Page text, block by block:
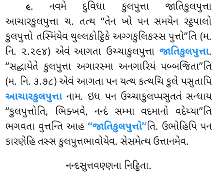
૯. નવમેદુવિધા કુલપુત્તા જાતિકુલપુત્તા
આચારકુલપુત્તા ચ. તત્થ ‘‘તેન ખો પન સમયેન રટ્ઠપાલો
કુલપુત્તો તસ્મિંયેવ થુલ્લકોટ્ઠિકેઅગ્ગકુલિકસ્સ પુત્તો’’તિ (મ.
નિ. ૨.૨૯૪) એવં આગતા ઉચ્ચાકુલપુત્તા જાતિકુલપુત્તા.
‘‘સદ્ધાયેતે કુલપુત્તા અગારસ્મા અનગારિયં પબ્બજિતા’’તિ
(મ. નિ. ૩.૭૮) એવં આગતા પન યત્થ કત્થચિ કુલે પસુતાપિ
આચારકુલપુત્તા નામ. ઇધ પન ઉચ્ચાકુલપ્પસુતતં સન્ધાય
‘‘કુલપુત્તોતિ, ભિક્ખવે, નન્દં સમ્મા વદમાનો વદેય્યા’’તિ
ભગવતા વુત્તન્તિ આહ ‘‘જાતિકુલપુત્તો’’તિ. ઉભોહિપિ પન
કારણેહિ તસ્સ કુલપુત્તભાવોયેવ. સેસમેત્થ ઉત્તાનમેવ.
નન્દસુત્તવણ્ણના નિટ્ઠિતા.